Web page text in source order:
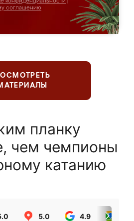
соглашению
планку
чем чемпионы
катанию
5.0 4.9